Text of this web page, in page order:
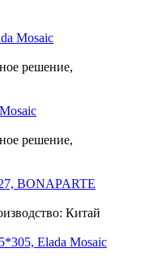
Mosaic
решение,
решение,
BONAPARTE
Китай
Elada Mosaic